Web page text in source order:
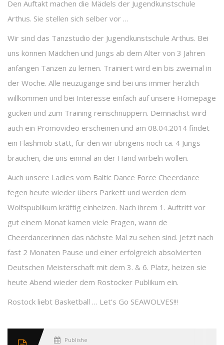
Den Auftakt machen die Mädels der Jugendkunstschule
Arthus. Sie stellen sich selber vor …
Wir sind das Tanzstudio der Jugendkunstschule Arthus. Bei
uns können Mädchen und Jungs ab dem Alter von 3 Jahren
anfangen Tanzen zu lernen. Trainiert wird ein bis zweimal in
der Woche. Alle neuzugänge sind bei uns immer herzlich
willkommen und bei Interesse einfach auf unsere Homepage
gucken und zum Training reinschnuppern. Demnächst wird
auch ein Promovideo erscheinen und am 08.04.2014 findet
ein Flashmob statt, für den wir übrigens noch ca. 4 Jungs
brauchen, die uns einmal an der Hand wirbeln wollen.
Auch unsere Ladies vom Baltic Dance Force Cheerdance
fegen heute wieder übers Parkett und werden dem
Wolfspublikum kräftig einheizen. Nach ihrem 1. Auftritt vor
gut einem Monat kamen viele Fragen, wann de
Cheerdancerinnen das nächste Mal zu sehen sind. Jetzt nach
fast 2 Monaten Pause und einer erfolgreich absolvierten
Deutschen Meisterschaft mit dem 3. & 6. Platz, heizen sie
heute Abend wieder dem Rostocker Publikum ein.
Rostock liebt Basketball … Let’s Go SEAWOLVES!!!
Published